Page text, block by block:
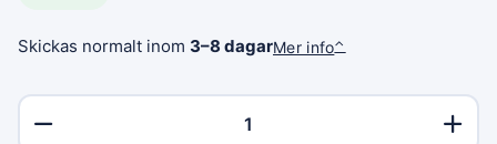
Skickas normalt inom 3–8 dagarMer info⌃